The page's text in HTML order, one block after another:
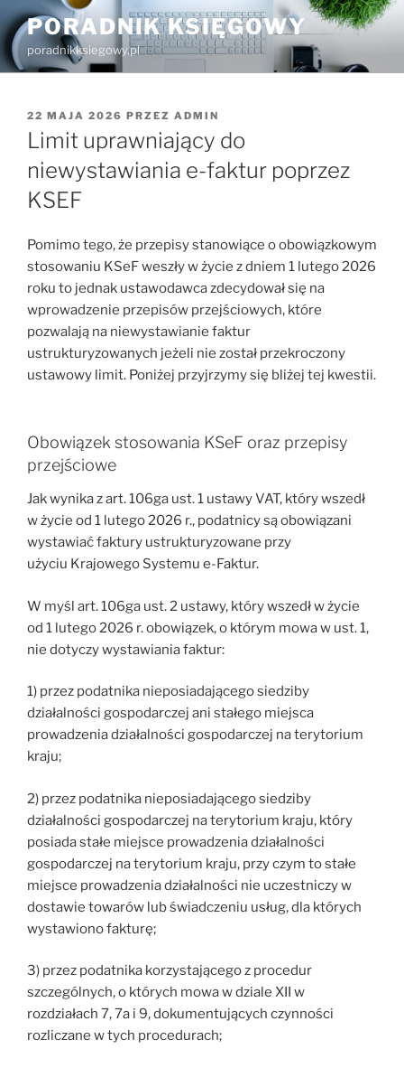
Przejdź
do
treści
PORADNIK KSIĘGOWY
poradnikksiegowy.pl
OPUBLIKOWANE
W
22 MAJA 2026 PRZEZ ADMIN
Limit uprawniający do
niewystawiania e-faktur poprzez
KSEF
Pomimo tego, że przepisy stanowiące o obowiązkowym
stosowaniu KSeF weszły w życie z dniem 1 lutego 2026
roku to jednak ustawodawca zdecydował się na
wprowadzenie przepisów przejściowych, które
pozwalają na niewystawianie faktur
ustrukturyzowanych jeżeli nie został przekroczony
ustawowy limit. Poniżej przyjrzymy się bliżej tej kwestii.
Obowiązek stosowania KSeF oraz przepisy
przejściowe
Jak wynika z art. 106ga ust. 1 ustawy VAT, który wszedł
w życie od 1 lutego 2026 r., podatnicy są obowiązani
wystawiać faktury ustrukturyzowane przy
użyciu Krajowego Systemu e-Faktur.
W myśl art. 106ga ust. 2 ustawy, który wszedł w życie
od 1 lutego 2026 r. obowiązek, o którym mowa w ust. 1,
nie dotyczy wystawiania faktur:
1) przez podatnika nieposiadającego siedziby
działalności gospodarczej ani stałego miejsca
prowadzenia działalności gospodarczej na terytorium
kraju;
2) przez podatnika nieposiadającego siedziby
działalności gospodarczej na terytorium kraju, który
posiada stałe miejsce prowadzenia działalności
gospodarczej na terytorium kraju, przy czym to stałe
miejsce prowadzenia działalności nie uczestniczy w
dostawie towarów lub świadczeniu usług, dla których
wystawiono fakturę;
3) przez podatnika korzystającego z procedur
szczególnych, o których mowa w dziale XII w
rozdziałach 7, 7a i 9, dokumentujących czynności
rozliczane w tych procedurach;